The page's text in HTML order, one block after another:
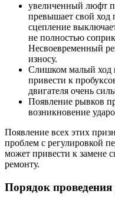
увеличенный люфт
превышает свой ход
сцепление
не полностью
Несвоевременный
износу.
Слишком малый ход
привести к
двигателя очень
Появление рывков
возникновение
Появление всех этих
проблем с регулировкой
может привести к замене
ремонту.
Порядок